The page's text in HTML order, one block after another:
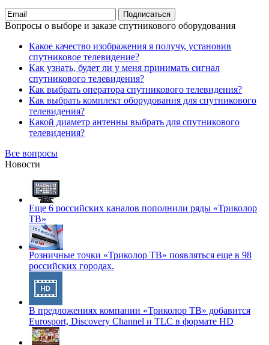
Подписаться
Вопросы о выборе и заказе спутникового оборудования
Какое качество изображения я получу, установив
спутниковое телевидение?
Как узнать, будет ли у меня принимать сигнал
спутникового телевидения?
Как выбрать оператора спутникового телевидения?
Как выбрать комплект оборудования для спутникового
телевидения?
Какой диаметр антенны выбрать для спутникового
телевидения?
Все вопросы
Новости
Еще 6 российских каналов пополнили ряды «Триколор
ТВ»
Розничные точки «Триколор ТВ» появляться еще в 98
российских городах.
В предложениях компании «Триколор ТВ» добавится
Eurosport, Discovery Channel и TLC в формате HD